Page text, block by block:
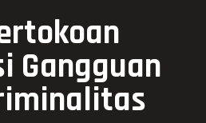
Gangguan